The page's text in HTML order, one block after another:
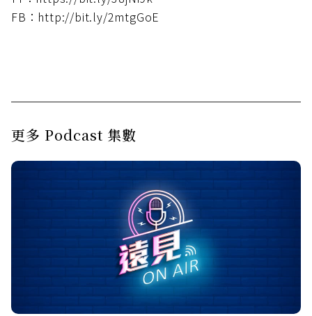
FB：http://bit.ly/2mtgGoE
更多 Podcast 集數